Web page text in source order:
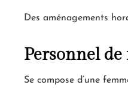
Des aménagements
Personnel
Se compose d’une